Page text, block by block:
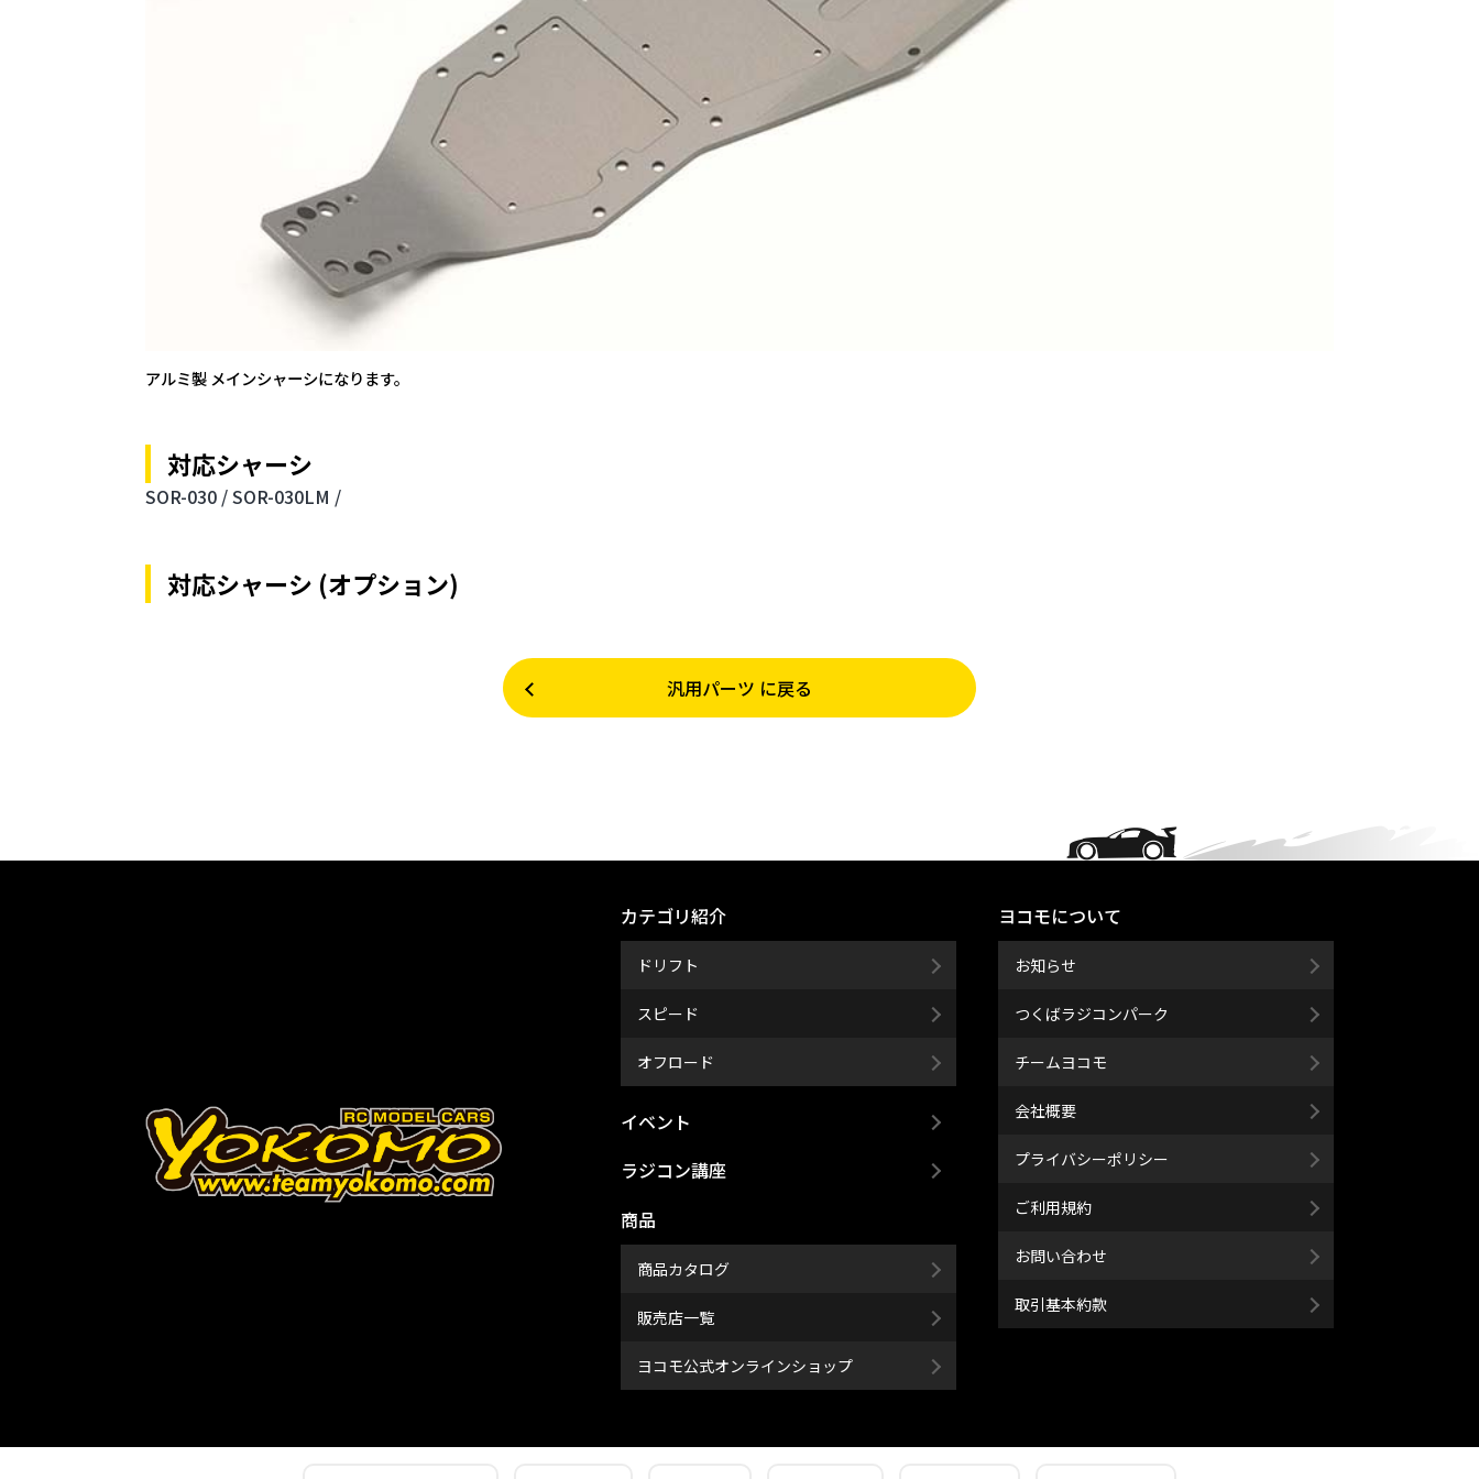
アルミ製 メインシャーシになります。
対応シャーシ
SOR-030 /SOR-030LM /
対応シャーシ (オプション)
汎用パーツ に戻る
カテゴリ紹介
ドリフト
スピード
オフロード
イベント
ラジコン講座
商品
商品カタログ
販売店一覧
ヨコモ公式オンラインショップ
ヨコモについて
お知らせ
つくばラジコンパーク
チームヨコモ
会社概要
プライバシーポリシー
ご利用規約
お問い合わせ
取引基本約款